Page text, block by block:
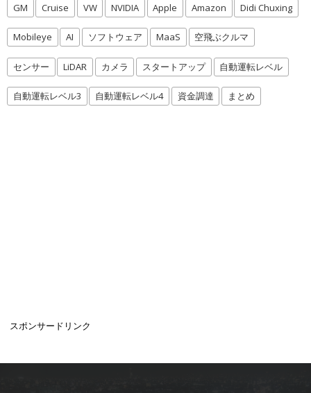
GM Cruise VW NVIDIA Apple Amazon Didi Chuxing
Mobileye AI ソフトウェア MaaS 空飛ぶクルマ
センサー LiDAR カメラ スタートアップ 自動運転レベル
自動運転レベル3 自動運転レベル4 資金調達 まとめ
スポンサードリンク